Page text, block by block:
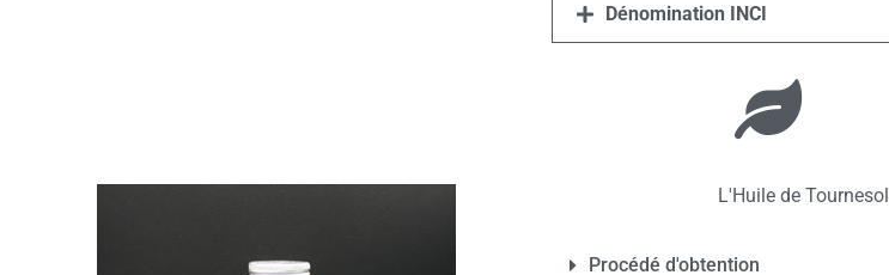
Dénomination INCI
L'Huile de Tournesol
Procédé d'obtention